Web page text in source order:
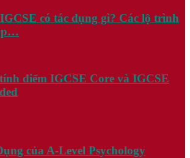
có tác dụng gì? Các lộ trình
điểm IGCSE Core và IGCSE
của A-Level Psychology